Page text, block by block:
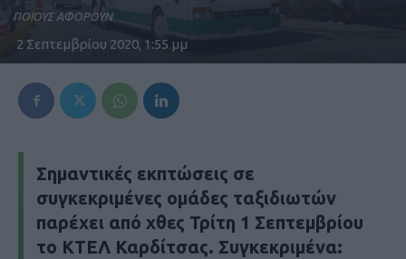
ΠΟΙΟΥΣ ΑΦΟΡΟΥΝ
2 Σεπτεμβρίου 2020, 1:55 μμ
Σημαντικές εκπτώσεις σε
συγκεκριμένες ομάδες ταξιδιωτών
παρέχει από χθες Τρίτη 1 Σεπτεμβρίου
το ΚΤΕΛ Καρδίτσας. Συγκεκριμένα: